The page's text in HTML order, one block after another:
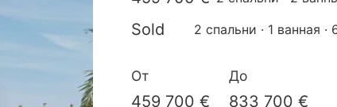
Sold 2 спальни · 1 ванная ·
построен
От
459 700 €
До
833 700 €